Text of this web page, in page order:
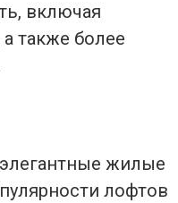
включая
также более
жилые
лофтов